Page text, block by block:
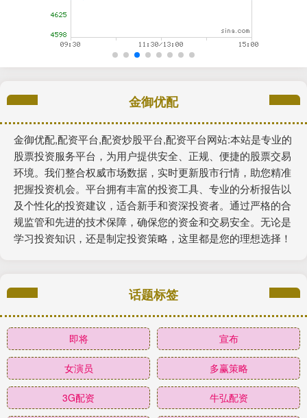
金御优配
金御优配,配资平台,配资炒股平台,配资平台网站:本站是专业的
股票投资服务平台，为用户提供安全、正规、便捷的股票交易
环境。我们整合权威市场数据，实时更新股市行情，助您精准
把握投资机会。平台拥有丰富的投资工具、专业的分析报告以
及个性化的投资建议，适合新手和资深投资者。通过严格的合
规监管和先进的技术保障，确保您的资金和交易安全。无论是
学习投资知识，还是制定投资策略，这里都是您的理想选择！
话题标签
即将 宣布
女演员 多赢策略
3G配资 牛弘配资